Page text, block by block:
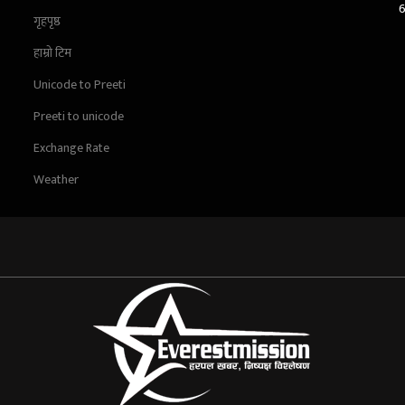
गृहपृष्ठ
हाम्रो टिम
Unicode to Preeti
Preeti to unicode
Exchange Rate
Weather